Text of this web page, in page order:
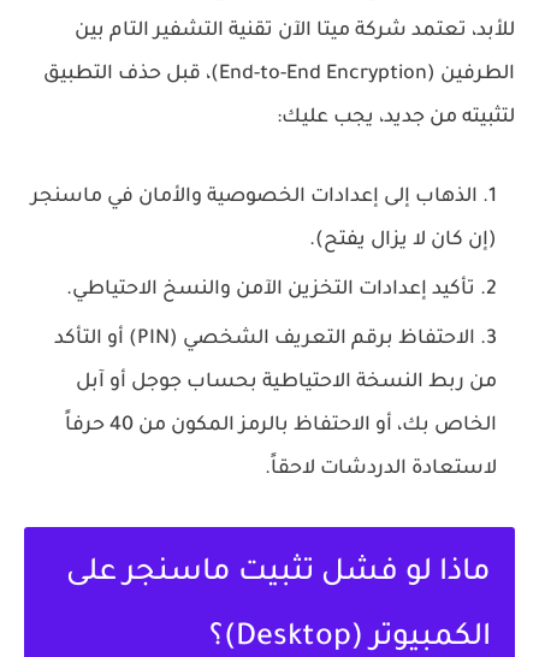
للأبد، تعتمد شركة ميتا الآن تقنية التشفير التام بين
الطرفين (End-to-End Encryption)
، قبل حذف التطبيق
لتثبيته من جديد، يجب عليك:
الذهاب إلى إعدادات الخصوصية والأمان في ماسنجر
(إن كان لا يزال يفتح).
تأكيد إعدادات التخزين الآمن والنسخ الاحتياطي.
الاحتفاظ برقم التعريف الشخصي (PIN) أو التأكد
من ربط النسخة الاحتياطية بحساب جوجل أو آبل
الخاص بك، أو الاحتفاظ بالرمز المكون من 40 حرفاً
لاستعادة الدردشات لاحقاً.
ماذا لو فشل تثبيت ماسنجر على
الكمبيوتر (Desktop)؟